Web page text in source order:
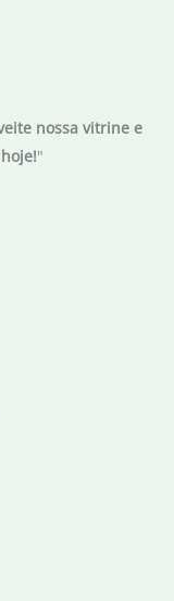
nossa vitrine e
"